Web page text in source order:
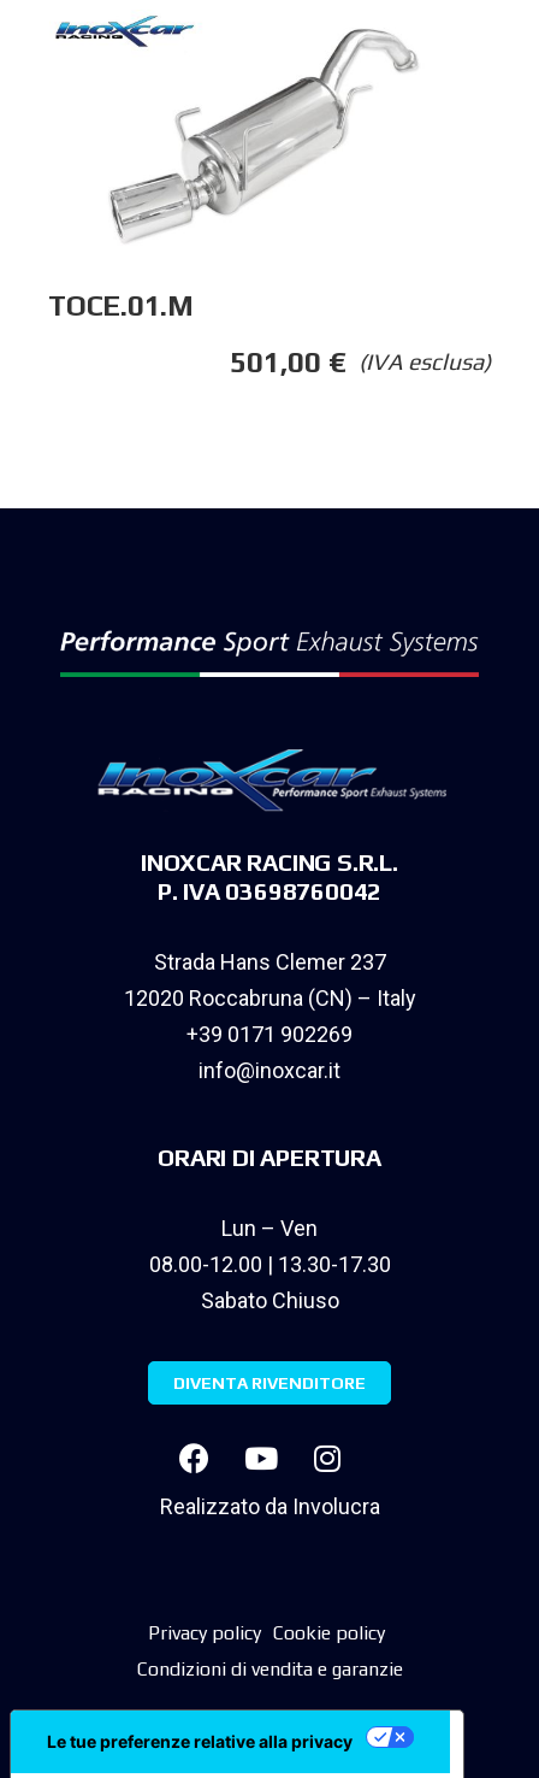
TOCE.01.M
(IVA esclusa)
501,00 €
INOXCAR RACING S.R.L.
P. IVA 03698760042
Strada Hans Clemer 237
12020 Roccabruna (CN) – Italy
+39 0171 902269
info@inoxcar.it
ORARI DI APERTURA
Lun – Ven
08.00-12.00 | 13.30-17.30
Sabato Chiuso
DIVENTA RIVENDITORE
Realizzato da Involucra
Privacy policy Cookie policy
Condizioni di vendita e garanzie
Le tue preferenze relative alla privacy